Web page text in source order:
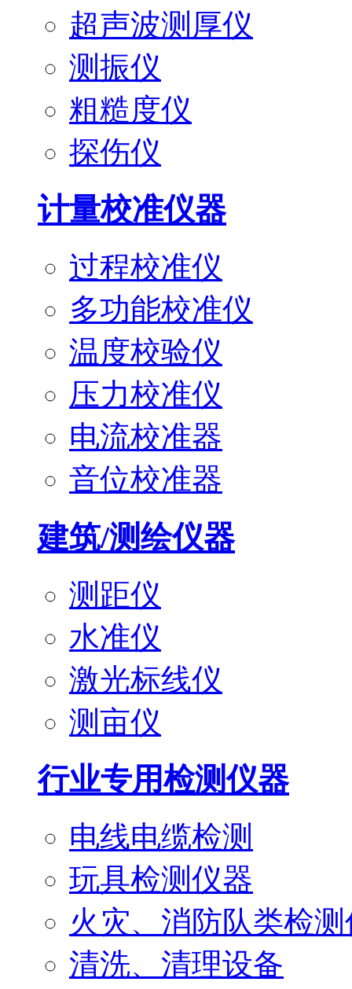
超声波测厚仪
测振仪
粗糙度仪
探伤仪
计量校准仪器
过程校准仪
多功能校准仪
温度校验仪
压力校准仪
电流校准器
音位校准器
建筑/测绘仪器
测距仪
水准仪
激光标线仪
测亩仪
行业专用检测仪器
电线电缆检测
玩具检测仪器
火灾、消防队类检
清洗、清理设备